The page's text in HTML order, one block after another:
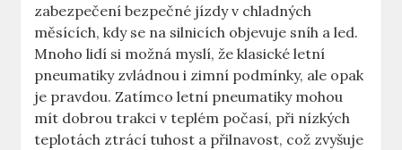
zabezpečení bezpečné jízdy v chladných
měsících, kdy se na silnicích objevuje sníh a led.
Mnoho lidí si možná myslí, že klasické letní
pneumatiky zvládnou i zimní podmínky, ale opak
je pravdou. Zatímco letní pneumatiky mohou
mít dobrou trakci v teplém počasí, při nízkých
teplotách ztrácí tuhost a přilnavost, což zvyšuje